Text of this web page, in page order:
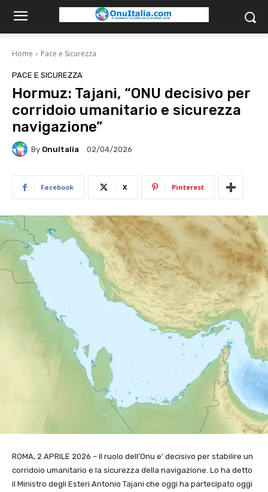
Home Pace e Sicurezza
PACE E SICUREZZA
Hormuz: Tajani, “ONU decisivo per
corridoio umanitario e sicurezza
navigazione”
By OnuItalia 02/04/2026
Facebook X Pinterest
ROMA, 2 APRILE 2026 – Il ruolo dell’Onu e’ decisivo per stabilire un
corridoio umanitario e la sicurezza della navigazione. Lo ha detto
il Ministro degli Esteri Antonio Tajani che oggi ha partecipato oggi